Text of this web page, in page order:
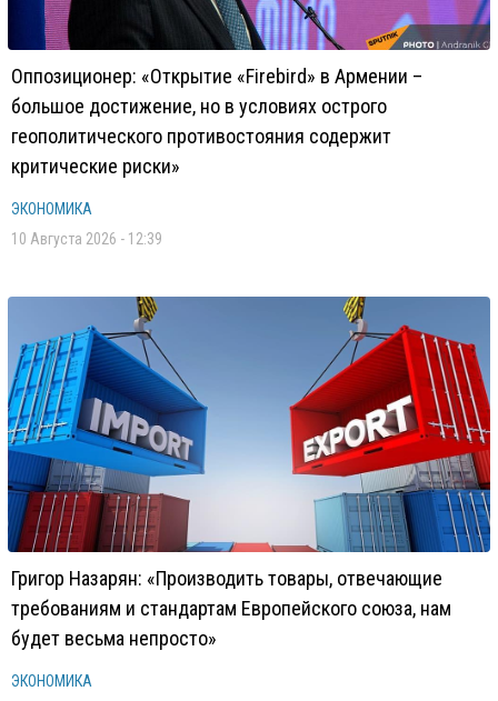
Оппозиционер: «Открытие «Firebird» в Армении –
большое достижение, но в условиях острого
геополитического противостояния содержит
критические риски»
ЭКОНОМИКА
10 Августа 2026 - 12:39
Григор Назарян: «Производить товары, отвечающие
требованиям и стандартам Европейского союза, нам
будет весьма непросто»
ЭКОНОМИКА